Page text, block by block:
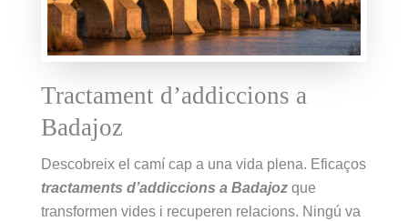
Tractament d’addiccions a
Badajoz
Descobreix el camí cap a una vida plena. Eficaços
tractaments d’addiccions a Badajozque
transformen vides i recuperen relacions. Ningú va